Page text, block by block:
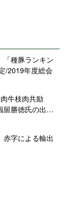
「種豚ランキン
/2019年度総会
牛枝肉共励
留勝徳氏の出品
赤字による輸出